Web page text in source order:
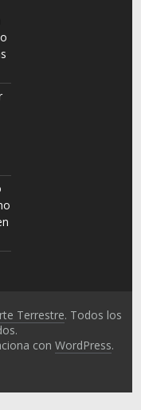
Terrestre. Todos los
conWordPress.